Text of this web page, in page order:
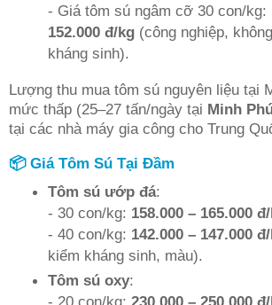
- Giá tôm sú ngâm cỡ 30 con/kg:
152.000 đ/kg(công nghiệp,
kháng sinh).
Lượng thu mua tôm sú nguyên liệu tại
mức thấp (25–27 tấn/ngày tại Minh
tại các nhà máy gia công cho Trung
📦 Giá Tôm Sú Tại Đầm
Tôm sú ướp đá:
- 30 con/kg: 158.000 – 165.000
- 40 con/kg: 142.000 – 147.000
kiểm kháng sinh, màu).
Tôm sú oxy: